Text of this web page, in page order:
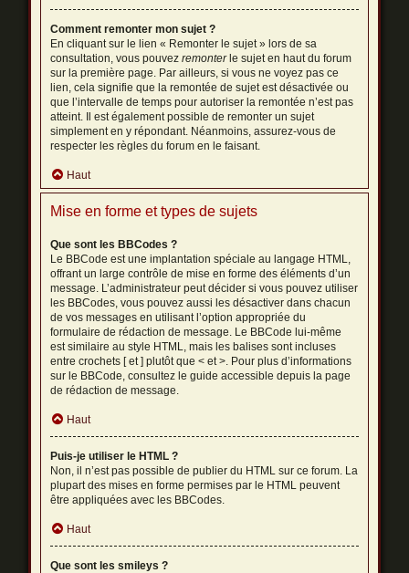
Comment remonter mon sujet ?
En cliquant sur le lien « Remonter le sujet » lors de sa
consultation, vous pouvezremonterle sujet en haut du forum
sur la première page. Par ailleurs, si vous ne voyez pas ce
lien, cela signifie que la remontée de sujet est désactivée ou
que l’intervalle de temps pour autoriser la remontée n’est pas
atteint. Il est également possible de remonter un sujet
simplement en y répondant. Néanmoins, assurez-vous de
respecter les règles du forum en le faisant.
Haut
Mise en forme et types de sujets
Que sont les BBCodes ?
Le BBCode est une implantation spéciale au langage HTML,
offrant un large contrôle de mise en forme des éléments d’un
message. L’administrateur peut décider si vous pouvez utiliser
les BBCodes, vous pouvez aussi les désactiver dans chacun
de vos messages en utilisant l’option appropriée du
formulaire de rédaction de message. Le BBCode lui-même
est similaire au style HTML, mais les balises sont incluses
entre crochets [ et ] plutôt que < et >. Pour plus d’informations
sur le BBCode, consultez le guide accessible depuis la page
de rédaction de message.
Haut
Puis-je utiliser le HTML ?
Non, il n’est pas possible de publier du HTML sur ce forum. La
plupart des mises en forme permises par le HTML peuvent
être appliquées avec les BBCodes.
Haut
Que sont les smileys ?